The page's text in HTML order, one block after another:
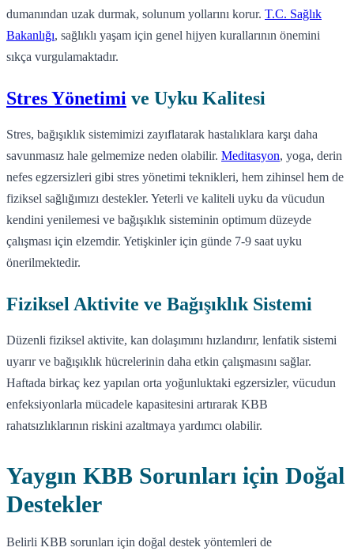
dumanından uzak durmak, solunum yollarını korur. T.C. Sağlık
Bakanlığı, sağlıklı yaşam için genel hijyen kurallarının önemini
sıkça vurgulamaktadır.
Stres Yönetimi ve Uyku Kalitesi
Stres, bağışıklık sistemimizi zayıflatarak hastalıklara karşı daha
savunmasız hale gelmemize neden olabilir. Meditasyon, yoga, derin
nefes egzersizleri gibi stres yönetimi teknikleri, hem zihinsel hem de
fiziksel sağlığımızı destekler. Yeterli ve kaliteli uyku da vücudun
kendini yenilemesi ve bağışıklık sisteminin optimum düzeyde
çalışması için elzemdir. Yetişkinler için günde 7-9 saat uyku
önerilmektedir.
Fiziksel Aktivite ve Bağışıklık Sistemi
Düzenli fiziksel aktivite, kan dolaşımını hızlandırır, lenfatik sistemi
uyarır ve bağışıklık hücrelerinin daha etkin çalışmasını sağlar.
Haftada birkaç kez yapılan orta yoğunluktaki egzersizler, vücudun
enfeksiyonlarla mücadele kapasitesini artırarak KBB
rahatsızlıklarının riskini azaltmaya yardımcı olabilir.
Yaygın KBB Sorunları için Doğal
Destekler
Belirli KBB sorunları için doğal destek yöntemleri de